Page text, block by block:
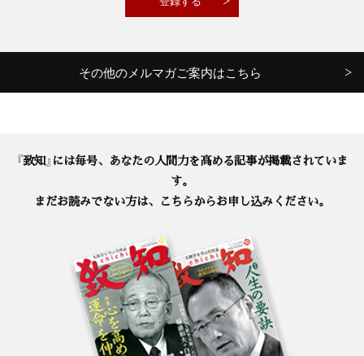
その他のメルマガご案内はこちら
『致知』には毎号、あなたの人間力を高める記事が掲載されていま
す。
まだお読みでない方は、こちらからお申し込みください。